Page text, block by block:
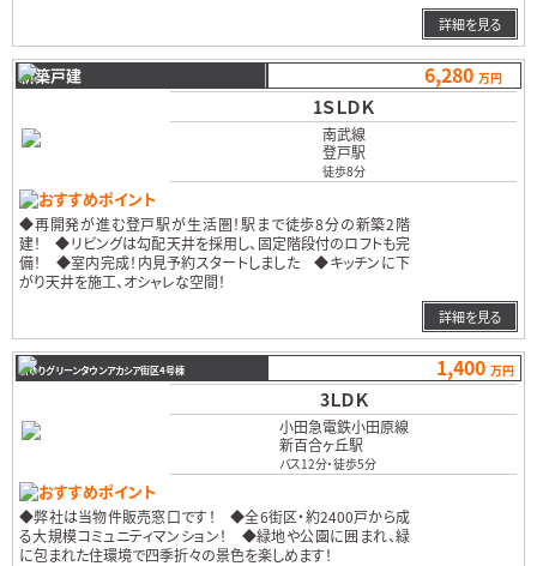
詳細を見る
新築戸建 6,280 万円
1ＳＬＤＫ
南武線
登戸駅
徒歩8分
詳細を見る
おすすめポイント
◆再開発が進む登戸駅が生活圏！駅まで徒歩8分の新築2階
建！ ◆リビングは勾配天井を採用し、固定階段付のロフトも完
備！ ◆室内完成！内見予約スタートしました ◆キッチンに下
がり天井を施工、オシャレな空間！
新ゆりグリーンタウンアカシア街区4号棟 1,400 万円
3ＬＤＫ
小田急電鉄小田原線
新百合ヶ丘駅
バス12分・徒歩5分
おすすめポイント
◆弊社は当物件販売窓口です！ ◆全6街区・約2400戸から成
る大規模コミュニティマンション！ ◆緑地や公園に囲まれ、緑
に包まれた住環境で四季折々の景色を楽しめます！